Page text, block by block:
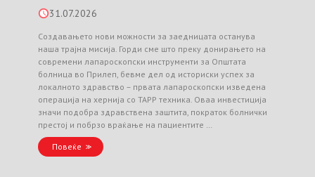
31.07.2026
Создавањето нови можности за заедницата останува
наша трајна мисија. Горди сме што преку донирањето на
современи лапароскопски инструменти за Општата
болница во Прилеп, бевме дел од историски успех за
локалното здравство – првата лапароскопски изведена
операција на хернија со TAPP техника. Оваа инвестиција
значи подобра здравствена заштита, пократок болнички
престој и побрзо враќање на пациентите …
Повеќе